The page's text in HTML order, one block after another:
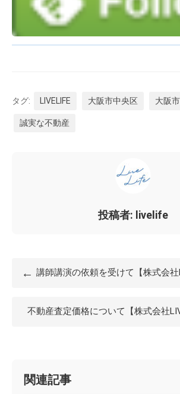
タグ: LIVELIFE 大阪市中央区 大阪
誠実な不動産
投稿者: livelife
← 講師講演の依頼を受けて【株式会社
不動産査定価格について【株式会社
関連記事